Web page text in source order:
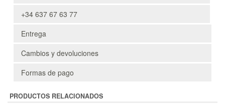
+34 637 67 63 77
Entrega
Cambios y devoluciones
Formas de pago
PRODUCTOS RELACIONADOS